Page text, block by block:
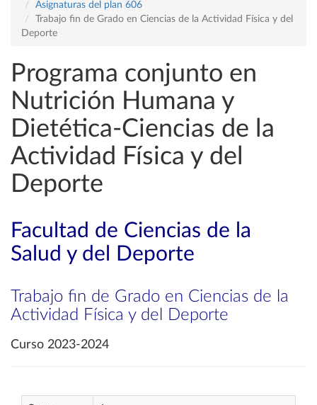
Asignaturas del plan 606
Trabajo fin de Grado en Ciencias de la Actividad Física y del
Deporte
Programa conjunto en
Nutrición Humana y
Dietética-Ciencias de la
Actividad Física y del
Deporte
Facultad de Ciencias de la
Salud y del Deporte
Trabajo fin de Grado en Ciencias de la
Actividad Física y del Deporte
Curso 2023-2024